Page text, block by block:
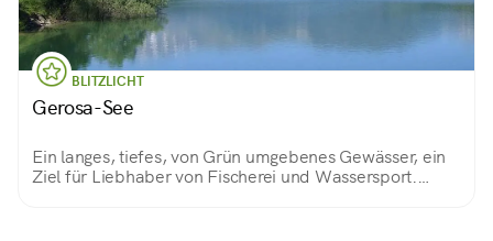
BLITZLICHT
Gerosa-See
Ein langes, tiefes, von Grün umgebenes Gewässer, ein
Ziel für Liebhaber von Fischerei und Wassersport.